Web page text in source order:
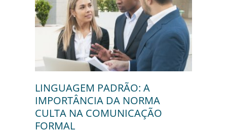
LINGUAGEM PADRÃO: A
IMPORTÂNCIA DA NORMA
CULTA NA COMUNICAÇÃO
FORMAL